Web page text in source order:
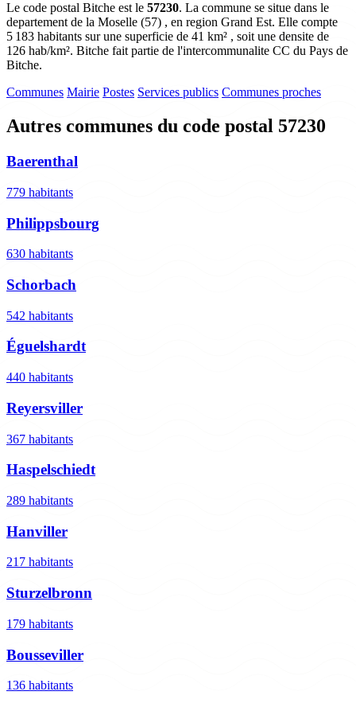
Le code postal Bitche est le 57230. La commune se situe dans le
departement de la Moselle (57) , en region Grand Est. Elle compte
5 183 habitants sur une superficie de 41 km² , soit une densite de
126 hab/km². Bitche fait partie de l'intercommunalite CC du Pays de
Bitche.
Communes Mairie Postes Services publics Communes proches
Autres communes du code postal 57230
Baerenthal
779 habitants
Philippsbourg
630 habitants
Schorbach
542 habitants
Éguelshardt
440 habitants
Reyersviller
367 habitants
Haspelschiedt
289 habitants
Hanviller
217 habitants
Sturzelbronn
179 habitants
Bousseviller
136 habitants